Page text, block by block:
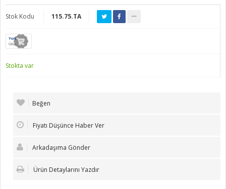
Stok Kodu 115.75.TA
Yeni
Ürün
Stokta var
Beğen
Fiyatı Düşünce Haber Ver
Arkadaşıma Gönder
Ürün Detaylarını Yazdır